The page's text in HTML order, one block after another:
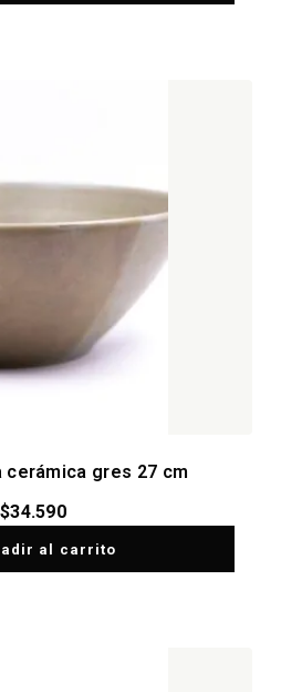
cerámica gres 27 cm
$34.590
al carrito